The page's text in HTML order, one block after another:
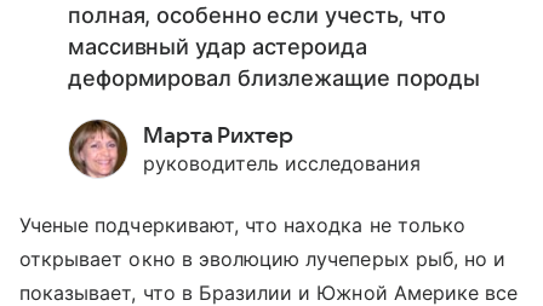
полная, особенно если учесть, что
массивный удар астероида
деформировал близлежащие породы
Марта Рихтер
руководитель исследования
Ученые подчеркивают, что находка не только
открывает окно в эволюцию лучеперых рыб, но и
показывает, что в Бразилии и Южной Америке все